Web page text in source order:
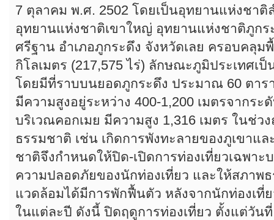
7 ตุลาคม พ.ศ. 2502 โดยเป็นอุทยานแห่งชาติ
อุทยานแห่งชาติเขาใหญ่ อุทยานแห่งชาติภูกร
ศรีฐาน อำเภอภูกระดึง จังหวัดเลย ครอบคลุม
กิโลเมตร (217,575 ไร่) ลักษณะภูมิประเทศเ
โดยมีที่ราบบนยอดภูกระดึง ประมาณ 60 ตารา
มีความสูงอยู่ระหว่าง 400-1,200 เมตรจากร
บริเวณคอกเมย มีความสูง 1,316 เมตร ในช่ว
ธรรมชาติ เช่น เกิดการพังทะลายของภูเขาแ
ชาติจึงกำหนดให้ปิด-เปิดการท่องเที่ยวเฉพาะ
ความปลอดภัยของนักท่องเที่ยว และให้สภาพ
แวดล้อมได้มีการพักฟื้นตัว หลังจากนักท่องเที่
ในแต่ละปี ดังนี้ ปิดฤดูการท่องเที่ยว ตั้งแต่วัน